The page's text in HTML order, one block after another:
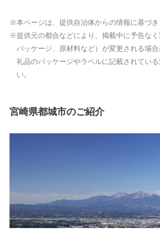
本ページは、提供自治体からの情報に基づき
提供元の都合などにより、掲載中に予告なく
パッケージ、原材料など）が変更される場
礼品のパッケージやラベルに記載されてい
い。
宮崎県都城市のご紹介